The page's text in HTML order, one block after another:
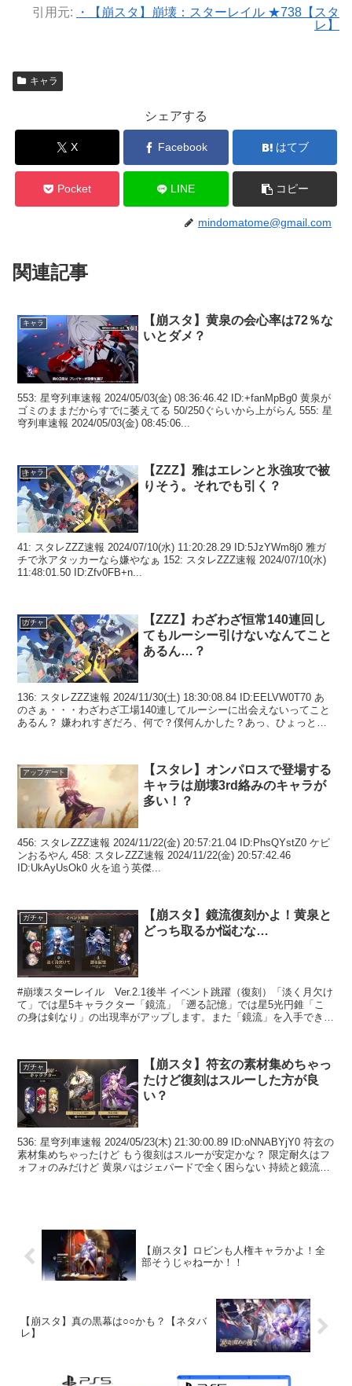
引用元:
・【崩スタ】崩壊：スターレイル ★738【スタ
レ】
キャラ
シェアする
X Facebook はてブ
Pocket LINE コピー
mindomatome@gmail.com
関連記事
キャラ
【崩スタ】黄泉の会心率は72％な
いとダメ？
553: 星穹列車速報 2024/05/03(金) 08:36:46.42 ID:+fanMpBg0 黄泉が
ゴミのままだからすでに萎えてる 50/250ぐらいから上がらん 555: 星
穹列車速報 2024/05/03(金) 08:45:06...
キャラ
【ZZZ】雅はエレンと氷強攻で被
りそう。それでも引く？
41: スタレZZZ速報 2024/07/10(水) 11:20:28.29 ID:5JzYWm8j0 雅ガ
チで氷アタッカーなら嫌やなぁ 152: スタレZZZ速報 2024/07/10(水)
11:48:01.50 ID:Zfv0FB+n...
ガチャ
【ZZZ】わざわざ恒常140連回し
てもルーシー引けないなんてこと
あるん…？
136: スタレZZZ速報 2024/11/30(土) 18:30:08.84 ID:EELVW0T70 あ
のさぁ・・・わざわざ工場140連してルーシーに出会えないってこと
あるん？ 嫌われすぎだろ、何で？僕何んかした？あっ、ひょっとし
アップデート
【スタレ】オンパロスで登場する
キャラは崩壊3rd絡みのキャラが
多い！？
456: スタレZZZ速報 2024/11/22(金) 20:57:21.04 ID:PhsQYstZ0 ケビ
ンおるやん 458: スタレZZZ速報 2024/11/22(金) 20:57:42.46
ID:UkAyUsOk0 火を追う英傑...
ガチャ
【崩スタ】鏡流復刻かよ！黄泉と
どっち取るか悩むな…
#崩壊スターレイル Ver.2.1後半 イベント跳躍（復刻）「淡く月欠け
て」では星5キャラクター「鏡流」「遡る記憶」では星5光円錐「こ
の身は剣なり」の出現率がアップします。また「鏡流」を入手できる
ガチャ
【崩スタ】符玄の素材集めちゃっ
たけど復刻はスルーした方が良
い？
536: 星穹列車速報 2024/05/23(木) 21:30:00.89 ID:oNNABYjY0 符玄の
素材集めちゃったけど もう復刻はスルーが安定かな？ 限定耐久はフ
ォフォのみだけど 黄泉パはジェパードで全く困らない 持続と鏡流パ
【崩スタ】ロビンも人権キャラかよ！全
部そうじゃねーか！！
【崩スタ】真の黒幕は○○かも？【ネタバ
レ】